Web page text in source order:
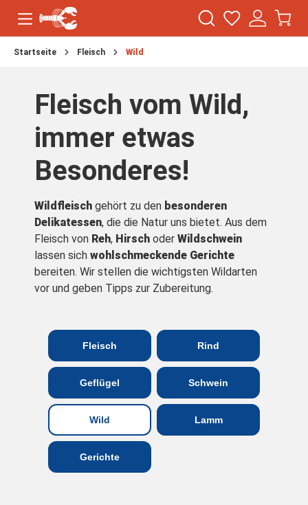
Startseite Fleisch Wild
Fleisch vom Wild,
immer etwas
Besonderes!
Wildfleisch gehört zu den besonderen
Delikatessen, die die Natur uns bietet. Aus dem
Fleisch von Reh, Hirsch oder Wildschwein
lassen sich wohlschmeckende Gerichte
bereiten. Wir stellen die wichtigsten Wildarten
vor und geben Tipps zur Zubereitung.
Fleisch Rind
Geflügel Schwein
Wild Lamm
Gerichte